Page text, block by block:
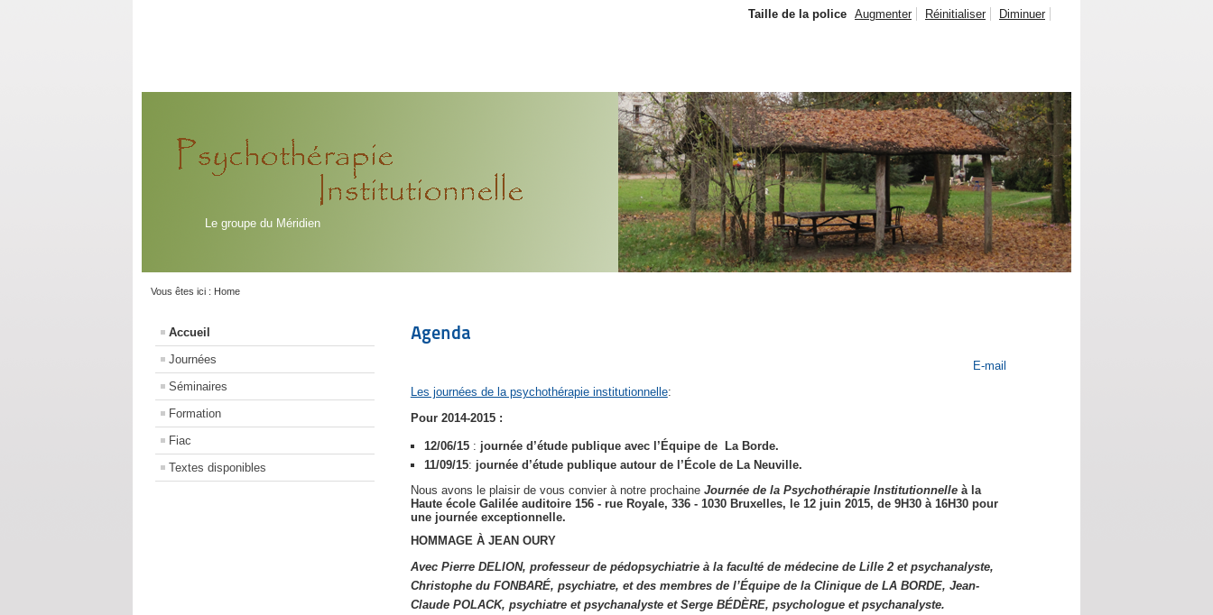
Le groupe du Méridien
Taille de la police Augmenter Réinitialiser Diminuer
Vous êtes ici : Home
Accueil
Journées
Séminaires
Formation
Fiac
Textes disponibles
Agenda
E-mail
Les journées de la psychothérapie institutionnelle:
Pour 2014-2015 :
12/06/15: journée d’étude publique avec l’Équipe de La Borde.
11/09/15: journée d’étude publique autour de l’École de La Neuville.
Nous avons le plaisir de vous convier à notre prochaine Journée de la Psychothérapie Institutionnelleà la
Haute école Galilée​ ​auditoire 156​ ​- rue Royale, 336 - 1030 Bruxelles, le 12 juin 2015, de 9H30 à 16H30 pour
une journée exceptionnelle.
HOMMAGE À JEAN OURY
Avec Pierre DELION, professeur de pédopsychiatrie à la faculté de médecine de Lille 2 et psychanalyste,
Christophe du FONBARÉ, psychiatre, et des membres de l’Équipe de la Clinique de LA BORDE, Jean-
Claude POLACK, psychiatre et psychanalyste et Serge BÉDÈRE, psychologue et psychanalyste.